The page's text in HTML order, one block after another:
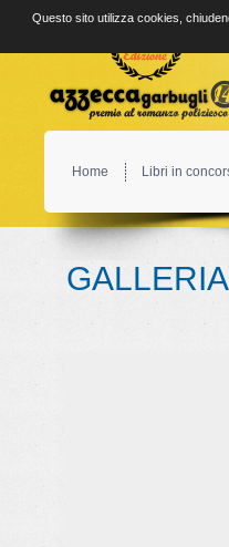
Home Libri in
GALLERIA
Questo sito utilizza cookies,